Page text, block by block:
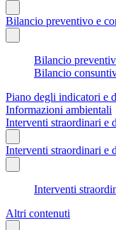
Bilancio preventivo e
Bilancio
Bilancio
Piano degli indicatori e
Informazioni ambientali
Interventi straordinari e
Interventi straordinari e
Interventi
Altri contenuti